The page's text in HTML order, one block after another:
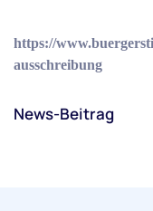
https://
ausschreibung
News-Beitrag